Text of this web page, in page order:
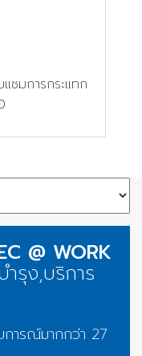
ซมการกระแทก
@ WORK
รุง,บริการ
การณ์มากกว่า 27